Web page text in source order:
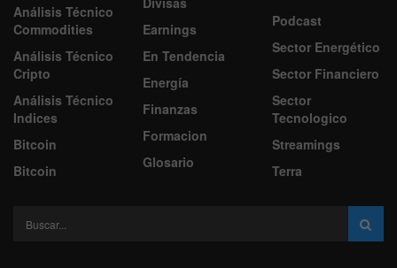
Análisis Técnico
Commodities
Análisis Técnico
Cripto
Análisis Técnico
Indices
Bitcoin
Bitcoin
Earnings
En Tendencia
Energía
Finanzas
Formacion
Glosario
Podcast
Sector Energético
Sector Financiero
Sector
Tecnologico
Streamings
Terra